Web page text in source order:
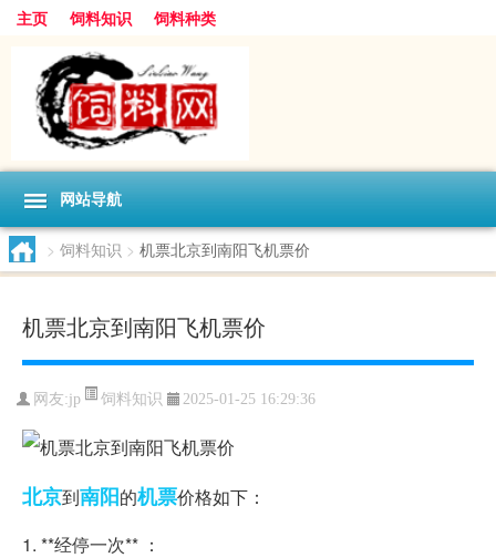
主页 饲料知识 饲料种类
网站导航
> 饲料知识 > 机票北京到南阳飞机票价
机票北京到南阳飞机票价
网友:jp 饲料知识 2025-01-25 16:29:36
北京到南阳的机票价格如下：
1. **经停一次** ：